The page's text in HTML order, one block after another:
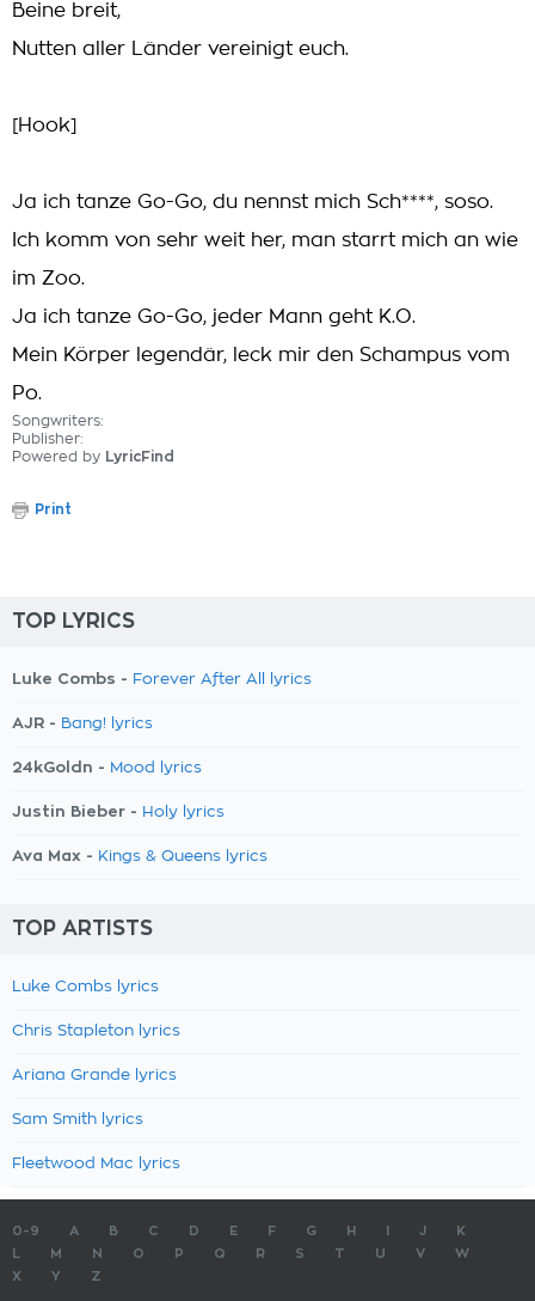
Beine breit,
Nutten aller Länder vereinigt euch.
[Hook]
Ja ich tanze Go-Go, du nennst mich Sch****, soso.
Ich komm von sehr weit her, man starrt mich an wie
im Zoo.
Ja ich tanze Go-Go, jeder Mann geht K.O.
Mein Körper legendär, leck mir den Schampus vom
Po.
Songwriters:
Publisher:
Powered by LyricFind
Print
TOP LYRICS
Luke Combs - Forever After All lyrics
AJR - Bang! lyrics
24kGoldn - Mood lyrics
Justin Bieber - Holy lyrics
Ava Max - Kings & Queens lyrics
TOP ARTISTS
Luke Combs lyrics
Chris Stapleton lyrics
Ariana Grande lyrics
Sam Smith lyrics
Fleetwood Mac lyrics
0-9 A B C D E F G H J
K
M N O P Q R S T U V
W
X
Y Z